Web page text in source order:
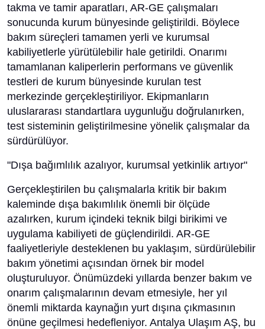
takma ve tamir aparatları, AR-GE çalışmaları
sonucunda kurum bünyesinde geliştirildi. Böylece
bakım süreçleri tamamen yerli ve kurumsal
kabiliyetlerle yürütülebilir hale getirildi. Onarımı
tamamlanan kaliperlerin performans ve güvenlik
testleri de kurum bünyesinde kurulan test
merkezinde gerçekleştiriliyor. Ekipmanların
uluslararası standartlara uygunluğu doğrulanırken,
test sisteminin geliştirilmesine yönelik çalışmalar da
sürdürülüyor.
"Dışa bağımlılık azalıyor, kurumsal yetkinlik artıyor"
Gerçekleştirilen bu çalışmalarla kritik bir bakım
kaleminde dışa bakımlılık önemli bir ölçüde
azalırken, kurum içindeki teknik bilgi birikimi ve
uygulama kabiliyeti de güçlendirildi. AR-GE
faaliyetleriyle desteklenen bu yaklaşım, sürdürülebilir
bakım yönetimi açısından örnek bir model
oluşturuluyor. Önümüzdeki yıllarda benzer bakım ve
onarım çalışmalarının devam etmesiyle, her yıl
önemli miktarda kaynağın yurt dışına çıkmasının
önüne geçilmesi hedefleniyor. Antalya Ulaşım AŞ, bu